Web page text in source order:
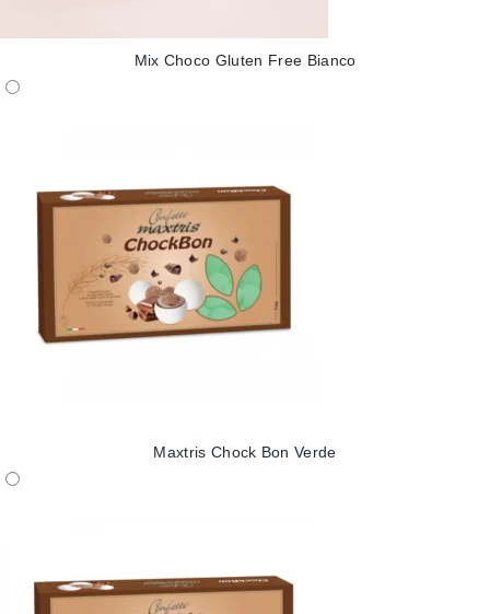
Mix Choco Gluten Free Bianco
Maxtris Chock Bon Verde